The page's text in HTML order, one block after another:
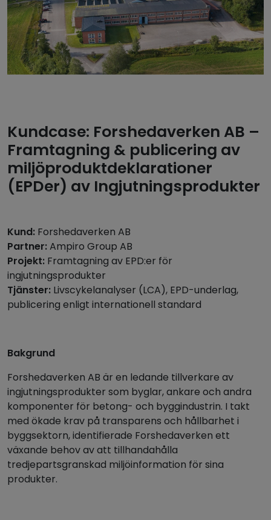
Kundcase: Forshedaverken AB –
Framtagning & publicering av
miljöproduktdeklarationer
(EPDer) av Ingjutningsprodukter
Kund: Forshedaverken AB
Partner:Ampiro Group AB
Projekt: Framtagning av EPD:er för
ingjutningsprodukter
Tjänster: Livscykelanalyser (LCA), EPD-underlag,
publicering enligt internationell standard
Bakgrund
Forshedaverken AB är en ledande tillverkare av
ingjutningsprodukter som byglar, ankare och andra
komponenter för betong- och byggindustrin. I takt
med ökade krav på transparens och hållbarhet i
byggsektorn, identifierade Forshedaverken ett
växande behov av att tillhandahålla
tredjepartsgranskad miljöinformation för sina
produkter.